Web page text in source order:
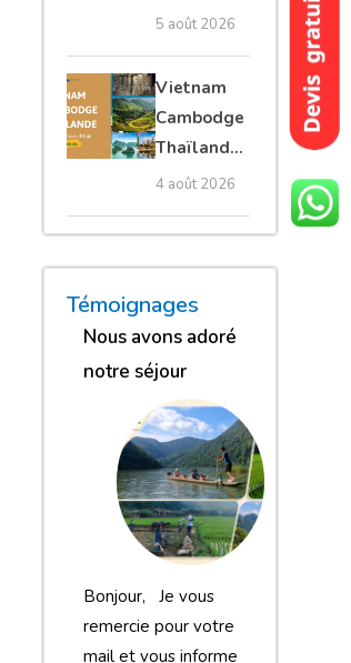
Prabang,
Vieng,
Vientiane
privé
5 août 2026
Vietnam
Cambodge
Thaïlande
35 jours :
trésors
d’Asie
4 août 2026
Témoignages
Nous avons adoré
notre séjour
Bonjour, Je vous
remercie pour votre
mail et vous informe
« Nous avons adoré
« Nous sommes
« Nous gardons une